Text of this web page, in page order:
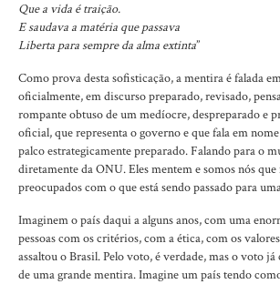
Que a vida é traição.
E saudava a matéria que passava
Liberta para sempre da alma extinta”
Como prova desta sofisticação, a mentira é falada
oficialmente, em discurso preparado, revisado,
rompante obtuso de um medíocre, despreparado e
oficial, que representa o governo e que fala em
palco estrategicamente preparado. Falando para o
diretamente da ONU. Eles mentem e somos nós
preocupados com o que está sendo passado para
Imaginem o país daqui a alguns anos, com uma
pessoas com os critérios, com a ética, com os
assaltou o Brasil. Pelo voto, é verdade, mas o voto
de uma grande mentira. Imagine um país tendo